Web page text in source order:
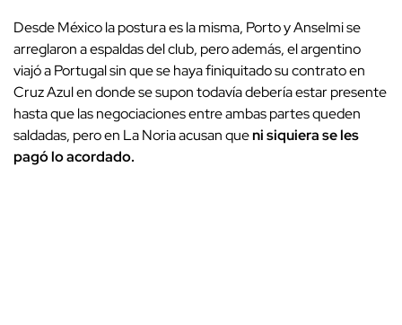
Desde México la postura es la misma, Porto y Anselmi se
arreglaron a espaldas del club, pero además, el argentino
viajó a Portugal sin que se haya finiquitado su contrato en
Cruz Azul en donde se supon todavía debería estar presente
hasta que las negociaciones entre ambas partes queden
saldadas, pero en La Noria acusan queni siquiera se les
pagó lo acordado.